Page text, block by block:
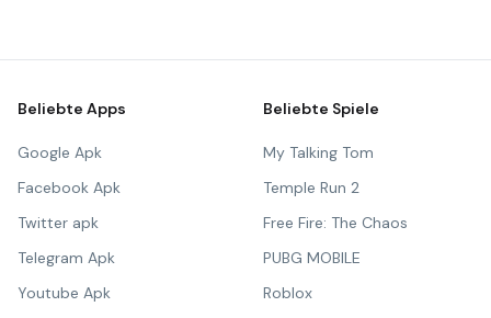
Beliebte Apps
Google Apk
Facebook Apk
Twitter apk
Telegram Apk
Youtube Apk
Beliebte Spiele
My Talking Tom
Temple Run 2
Free Fire: The Chaos
PUBG MOBILE
Roblox